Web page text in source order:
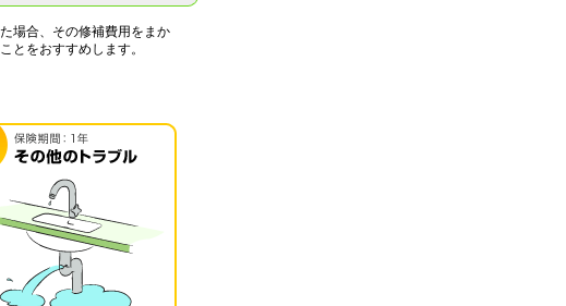
場合、その修補費用をまか
とをおすすめします。